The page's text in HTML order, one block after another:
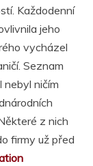
Každodenní
jeho
vycházel
Seznam
nebyl ničím
z nich
firmy už před